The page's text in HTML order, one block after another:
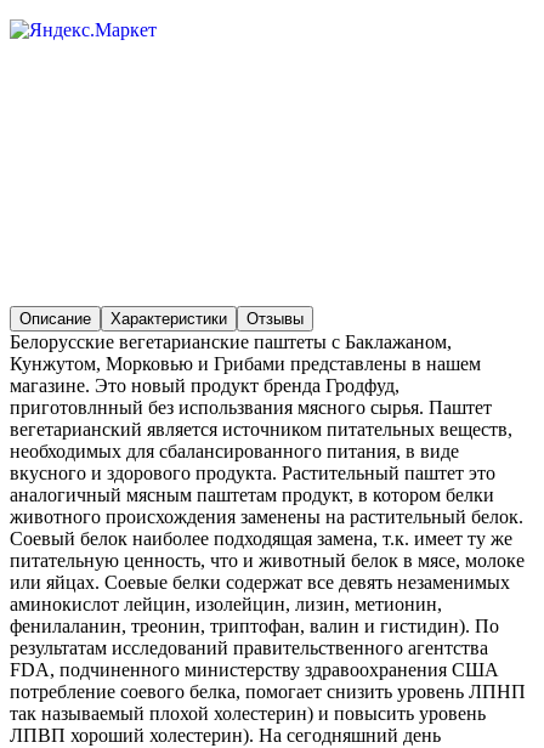
Описание Характеристики Отзывы
Белорусские вегетарианские паштеты с Баклажаном,
Кунжутом, Морковью и Грибами представлены в нашем
магазине. Это новый продукт бренда Гродфуд,
приготовлнный без использвания мясного сырья. Паштет
вегетарианский является источником питательных веществ,
необходимых для сбалансированного питания, в виде
вкусного и здорового продукта. Растительный паштет это
аналогичный мясным паштетам продукт, в котором белки
животного происхождения заменены на растительный белок.
Соевый белок наиболее подходящая замена, т.к. имеет ту же
питательную ценность, что и животный белок в мясе, молоке
или яйцах. Соевые белки содержат все девять незаменимых
аминокислот лейцин, изолейцин, лизин, метионин,
фенилаланин, треонин, триптофан, валин и гистидин). По
результатам исследований правительственного агентства
FDA, подчиненного министерству здравоохранения США
потребление соевого белка, помогает снизить уровень ЛПНП
так называемый плохой холестерин) и повысить уровень
ЛПВП хороший холестерин). На сегодняшний день